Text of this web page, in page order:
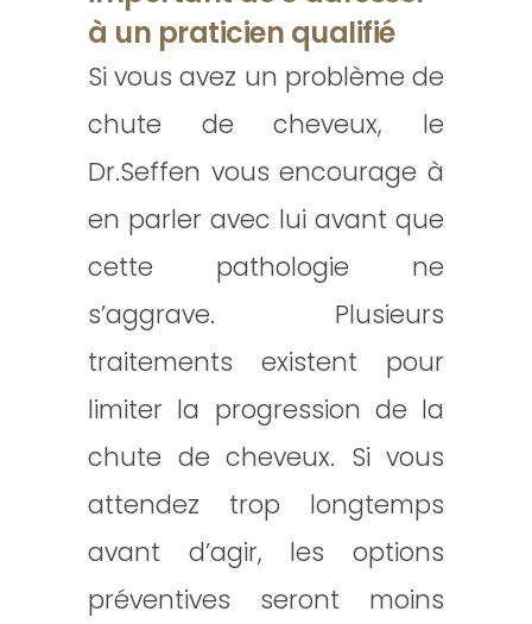
à un praticien qualifié
Si vous avez un problème de
chute de cheveux, le
Dr.Seffen vous encourage à
en parler avec lui avant que
cette pathologie ne
s’aggrave. Plusieurs
traitements existent pour
limiter la progression de la
chute de cheveux. Si vous
attendez trop longtemps
avant d’agir, les options
préventives seront moins